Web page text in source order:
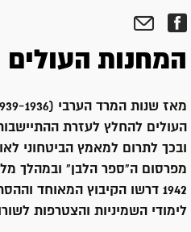
המחנות העולים
העולים להחלץ לעזרת
ובכך לתרום למאמץ הביטחוני
מפרסום ה"ספר הלבן" ובמהלך
1942 דרשו הקיבוץ המאוחד
לימודי השמיניות והצטרפות